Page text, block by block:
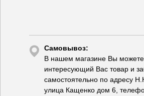
Самовывоз:
В нашем магазине Вы
интересующий Вас товар и
самостоятельно по адресу
улица Кащенко дом 6,